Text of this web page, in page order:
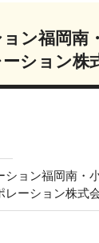
ン福岡
ション株
ション福岡南・
レーション株式